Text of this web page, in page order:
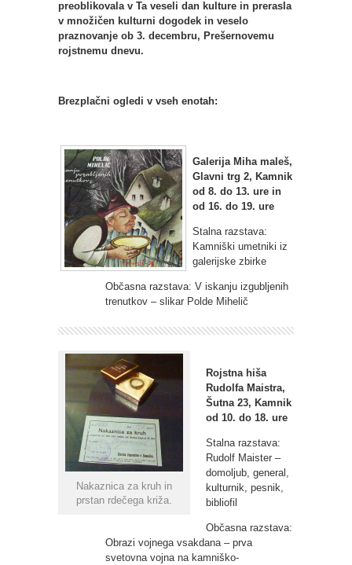
preoblikovala v Ta veseli dan kulture in prerasla
v množičen kulturni dogodek in veselo
praznovanje ob 3. decembru, Prešernovemu
rojstnemu dnevu.
Brezplačni ogledi v vseh enotah:
Galerija Miha maleš,
Glavni trg 2, Kamnik
od 8. do 13. ure in
od 16. do 19. ure
Stalna razstava:
Kamniški umetniki iz
galerijske zbirke
Občasna razstava: V iskanju izgubljenih
trenutkov – slikar Polde Mihelič
Nakaznica za kruh in
prstan rdečega križa.
Rojstna hiša
Rudolfa Maistra,
Šutna 23, Kamnik
od 10. do 18. ure
Stalna razstava:
Rudolf Maister –
domoljub, general,
kulturnik, pesnik,
bibliofil
Občasna razstava:
Obrazi vojnega vsakdana – prva
svetovna vojna na kamniško-